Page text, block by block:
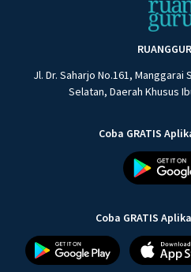
Jl. Dr. Saharjo No.161,
Selatan, Daerah Khusus
Coba GRATIS
Coba GRATIS